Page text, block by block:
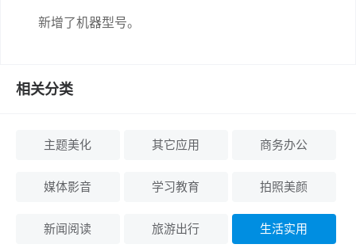
新增了机器型号。
相关分类
主题美化 其它应用 商务办公
媒体影音 学习教育 拍照美颜
新闻阅读 旅游出行 生活实用